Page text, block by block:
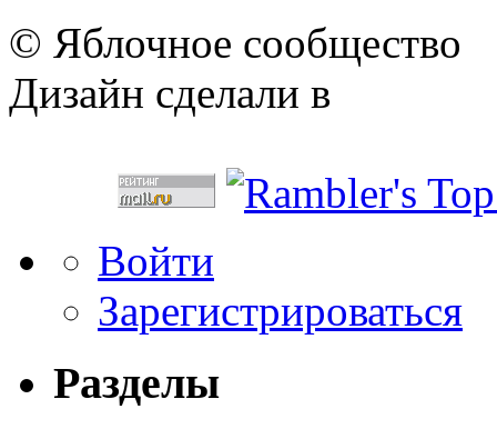
© Яблочное сообщество
Дизайн сделали в
Войти
Зарегистрироваться
Разделы